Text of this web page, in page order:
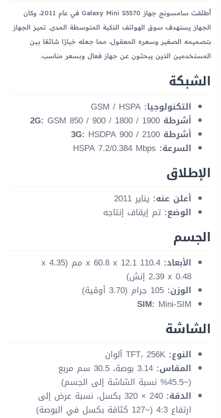
أطلقت سامسونج جهاز Galaxy Mini S5570 في عام 2011، وكان
الجهاز يستهدف سوق الهواتف الذكية المتوسطة المدى. تميز الجهاز
بتصميمه الصغير وسعره المعقول، مما جعله خيارًا شائعًا بين
المستخدمين الذين يبحثون عن جهاز فعال وبسعر مناسب.
الشبكة
التكنولوجيا:
أشرطة 2G: GSM 850 / 900 / 1800 / 1900
أشرطة 3G: HSDPA 900 / 2100
السرعة:
الإطلاق
أعلن عنه: يناير 2011
الوضع: تم إيقاف إنتاجه
الجسم
الأبعاد:
110.4 x 60.8 x 12.1 مم (4.35 x
2.39 x 0.48 إنش)
الوزن:
SIM: Mini-SIM
الشاشة
النوع:
المقاس:
3.14 بوصة، 30.5 سم مربع
(~45.5% نسبة الشاشة إلى الجسم)
الدقة:
240 × 320 بكسل، نسبة عرض إلى
ارتفاع 4:3 (~127 كثافة بكسل في البوصة)